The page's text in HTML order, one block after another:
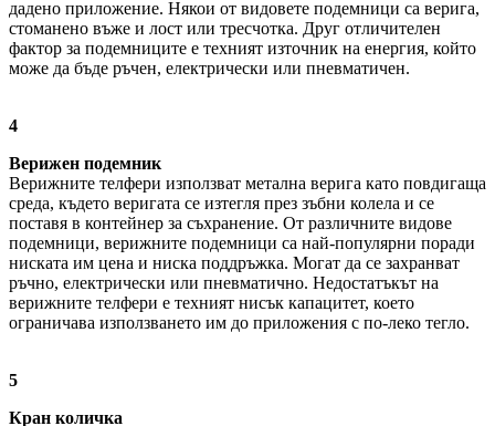
дадено приложение. Някои от видовете подемници са верига,
стоманено въже и лост или тресчотка. Друг отличителен
фактор за подемниците е техният източник на енергия, който
може да бъде ръчен, електрически или пневматичен.
4
Верижен подемник
Верижните телфери използват метална верига като повдигаща
среда, където веригата се изтегля през зъбни колела и се
поставя в контейнер за съхранение. От различните видове
подемници, верижните подемници са най-популярни поради
ниската им цена и ниска поддръжка. Могат да се захранват
ръчно, електрически или пневматично. Недостатъкът на
верижните телфери е техният нисък капацитет, което
ограничава използването им до приложения с по-леко тегло.
5
Кран количка